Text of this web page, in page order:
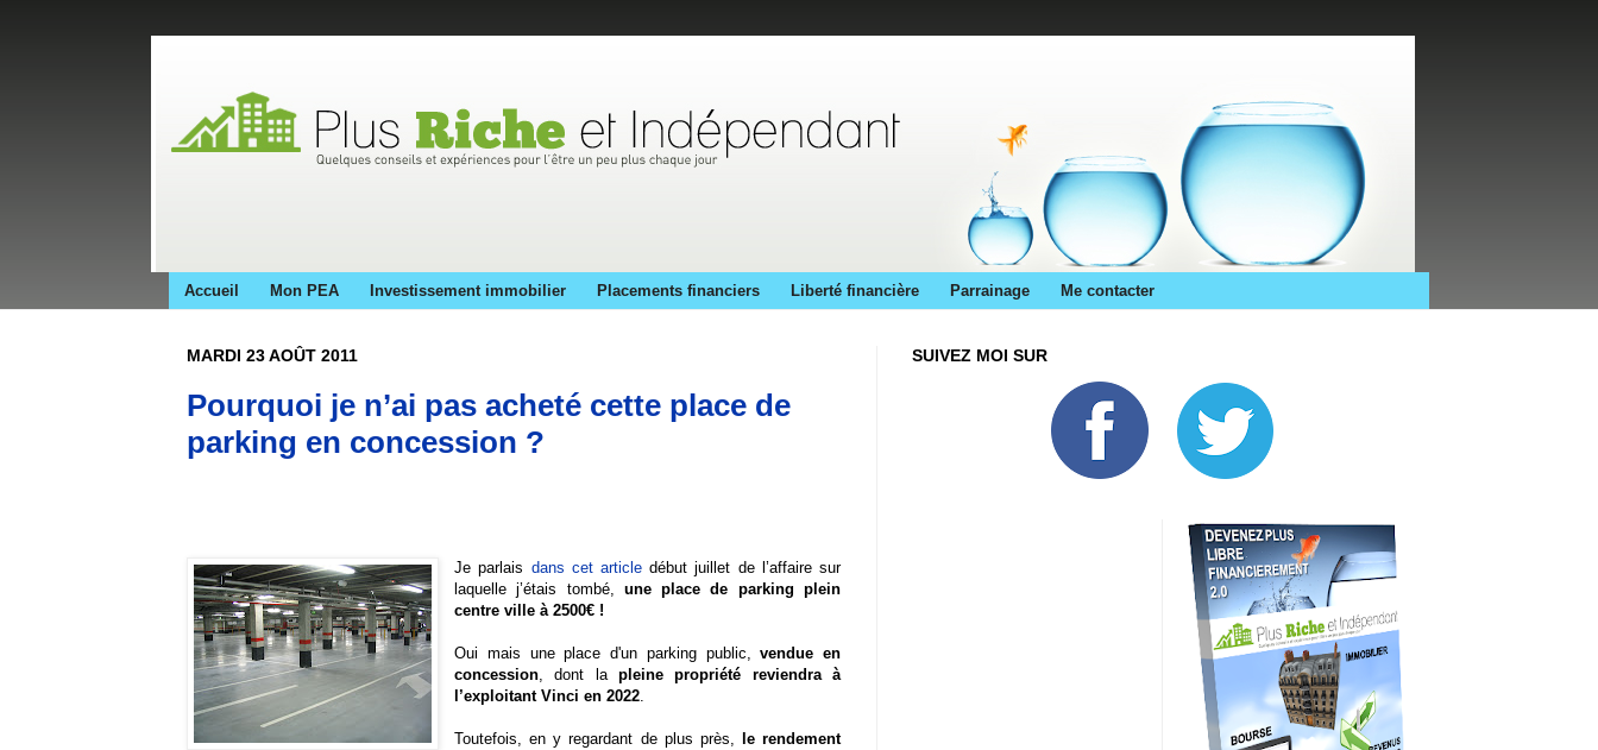
Accueil Mon PEA Investissement immobilier Placements financiers Liberté financière Parrainage Me contacter
MARDI 23 AOÛT 2011
Pourquoi je n’ai pas acheté cette place de
parking en concession ?
Je parlais dans cet article début juillet de l’affaire sur
laquelle j’étais tombé, une place de parking plein
centre ville à 2500€ !
Oui mais une place d'un parking public,vendue en
concession, dont lapleine propriété reviendra à
l’exploitant Vinci en 2022.
Toutefois, en y regardant de plus près,
le rendement
SUIVEZ MOI SUR